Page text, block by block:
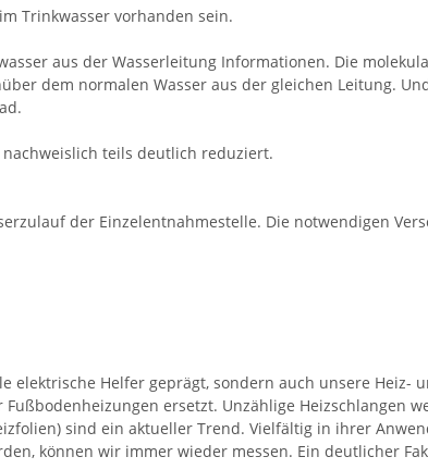
Trinkwasser vorhanden sein.
aus der Wasserleitung Informationen. Die
dem normalen Wasser aus der gleichen Leitung.
teils deutlich reduziert.
der Einzelentnahmestelle. Die notwendigen
Helfer geprägt, sondern auch unsere Heiz-
ersetzt. Unzählige Heizschlangen
sind ein aktueller Trend. Vielfältig in ihrer
können wir immer wieder messen. Ein deutlicher